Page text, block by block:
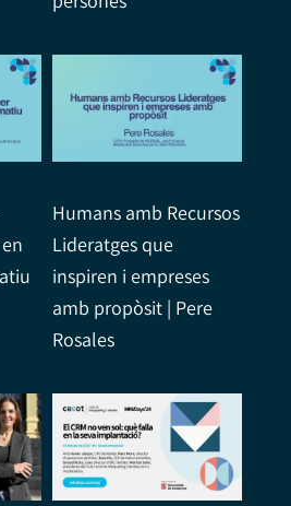
Humans amb Recursos
Lideratges que
inspiren i empreses
amb propòsit | Pere
Rosales